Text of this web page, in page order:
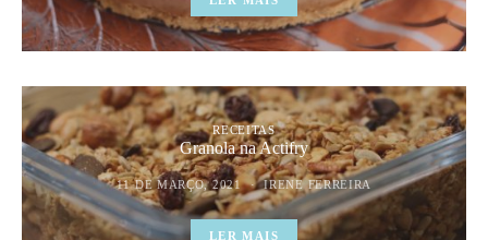
RECEITAS
Granola na Actifry
11 DE MARÇO, 2021 IRENE FERREIRA
LER MAIS